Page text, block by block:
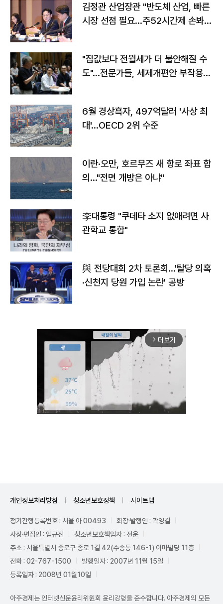
김정관 산업장관 "반도체 산업, 빠른
시장 선점 필요…주52시간제 손봐
"집값보다 전월세가 더 불안해질 수
도"…전문가들, 세제개편안 부작용
6월 경상흑자, 497억달러 '사상 최
대'…OECD 2위 수준
이란·오만, 호르무즈 새 항로 좌표 합
의…"전면 개방은 아냐"
李대통령 "쿠데타 소지 없애려면 사
관학교 통합"
與 전당대회 2차 토론회…'탈당 의혹
·신천지 당원 가입 논란' 공방
arrow_forward_ios 더보기
개인정보처리방침 청소년보호정책 사이트맵
정기간행등록번호 : 서울 아 00493
회장·발행인 : 곽영길
사장·편집인 : 임규진
청소년보호책임자 : 전운
주소 : 서울특별시 종로구 종로 1길 42(수송동 146-1) 이마빌딩 11층
전화 : 02-767-1500
발행일자 : 2007년 11월 15일
등록일자 : 2008년 01월10일
아주경제는 인터넷신문윤리위원회 윤리강령을 준수합니다. 아주경제의 모든